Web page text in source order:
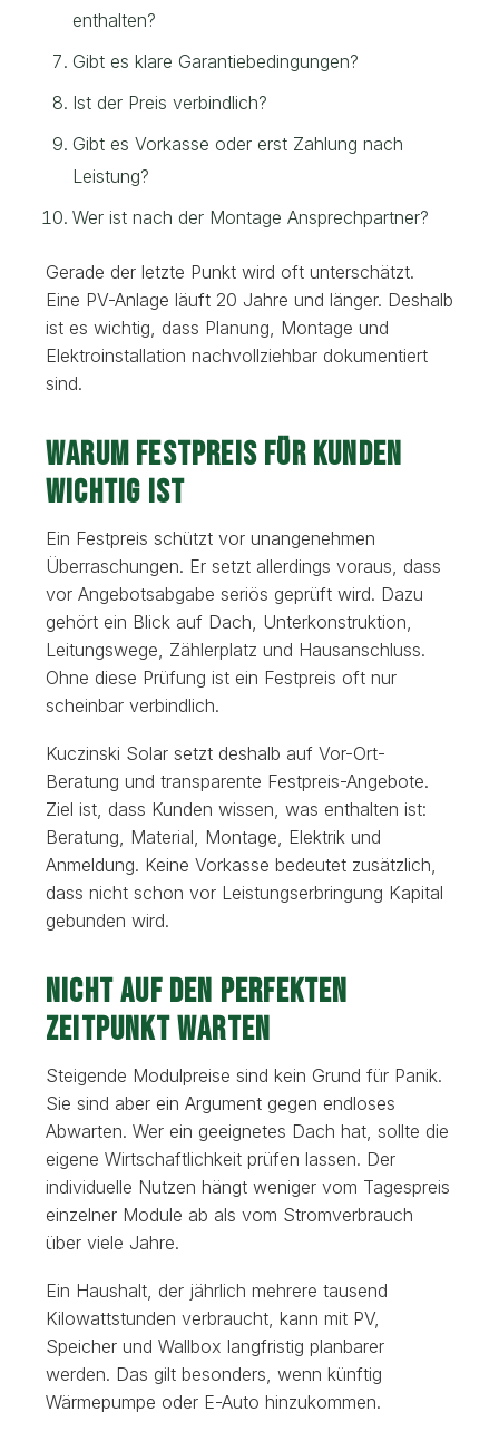
enthalten?
Gibt es klare Garantiebedingungen?
Ist der Preis verbindlich?
Gibt es Vorkasse oder erst Zahlung nach
Leistung?
Wer ist nach der Montage Ansprechpartner?
Gerade der letzte Punkt wird oft unterschätzt.
Eine PV-Anlage läuft 20 Jahre und länger. Deshalb
ist es wichtig, dass Planung, Montage und
Elektroinstallation nachvollziehbar dokumentiert
sind.
Warum Festpreis für Kunden
wichtig ist
Ein Festpreis schützt vor unangenehmen
Überraschungen. Er setzt allerdings voraus, dass
vor Angebotsabgabe seriös geprüft wird. Dazu
gehört ein Blick auf Dach, Unterkonstruktion,
Leitungswege, Zählerplatz und Hausanschluss.
Ohne diese Prüfung ist ein Festpreis oft nur
scheinbar verbindlich.
Kuczinski Solar setzt deshalb auf Vor-Ort-
Beratung und transparente Festpreis-Angebote.
Ziel ist, dass Kunden wissen, was enthalten ist:
Beratung, Material, Montage, Elektrik und
Anmeldung. Keine Vorkasse bedeutet zusätzlich,
dass nicht schon vor Leistungserbringung Kapital
gebunden wird.
Nicht auf den perfekten
Zeitpunkt warten
Steigende Modulpreise sind kein Grund für Panik.
Sie sind aber ein Argument gegen endloses
Abwarten. Wer ein geeignetes Dach hat, sollte die
eigene Wirtschaftlichkeit prüfen lassen. Der
individuelle Nutzen hängt weniger vom Tagespreis
einzelner Module ab als vom Stromverbrauch
über viele Jahre.
Ein Haushalt, der jährlich mehrere tausend
Kilowattstunden verbraucht, kann mit PV,
Speicher und Wallbox langfristig planbarer
werden. Das gilt besonders, wenn künftig
Wärmepumpe oder E-Auto hinzukommen.